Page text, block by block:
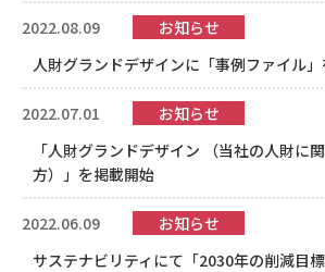
2022.08.09
お知らせ
人財グランドデザインに「事例ファイル
2022.07.01
お知らせ
「人財グランドデザイン （当社の人財に
方）」を掲載開始
2022.06.09
お知らせ
サステナビリティにて「2030年の削減目